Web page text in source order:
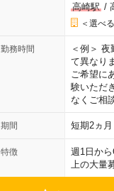
高崎駅/
＜選べ
勤務時間
＜例＞
て異なり
ご希望に
験いただ
なくご相
期間 短期2ヵ
特徴 週1日から
上の大量